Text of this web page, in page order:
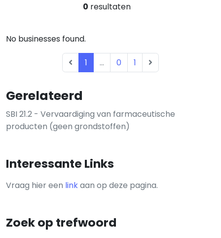
Gerelateerd
SBI 21.2 - Vervaardiging van farmaceutische
producten (geen grondstoffen)
Interessante Links
Vraag hier een linkaan op deze pagina.
Zoek op trefwoord
0 resultaten
No businesses found.
1 ... 0 1